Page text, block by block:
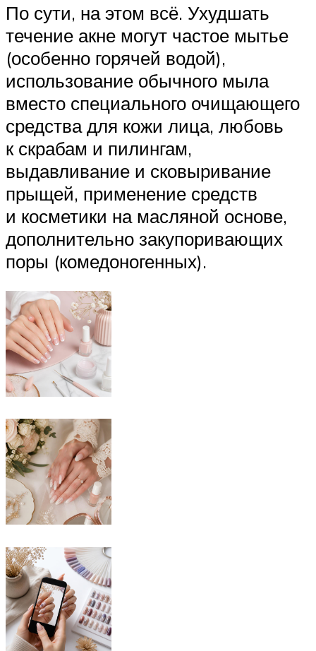
По сути, на этом всё. Ухудшать
течение акне могут частое мытье
(особенно горячей водой),
использование обычного мыла
вместо специального очищающего
средства для кожи лица, любовь
к скрабам и пилингам,
выдавливание и сковыривание
прыщей, применение средств
и косметики на масляной основе,
дополнительно закупоривающих
поры (комедоногенных).